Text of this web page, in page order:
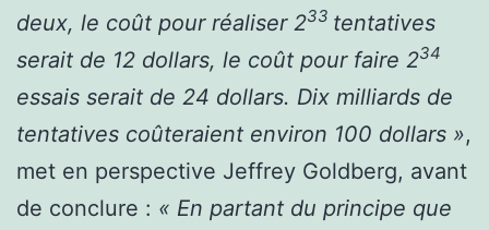
deux, le coût pour réaliser 233 tentatives
serait de 12 dollars, le coût pour faire 234
essais serait de 24 dollars. Dix milliards de
tentatives coûteraient environ 100 dollars »,
met en perspective Jeffrey Goldberg, avant
de conclure : « En partant du principe que